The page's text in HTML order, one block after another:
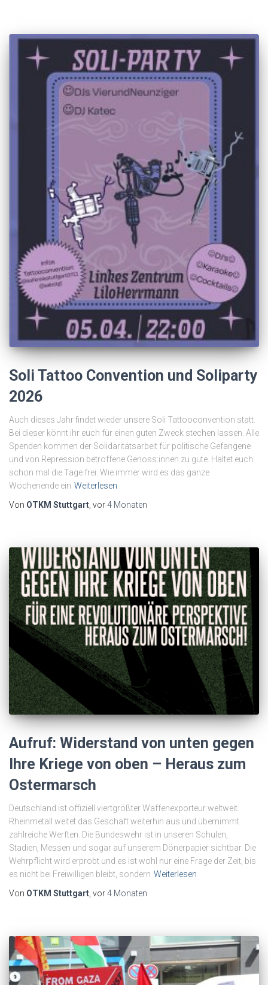
Soli Tattoo Convention und Soliparty
2026
Auch dieses Jahr findet wieder unsere Soli Tattooconvention statt.
Bei dieser könnt ihr euch für einen guten Zweck stechen lassen. Alle
Spenden kommen der Solidaritätsarbeit für politische Gefangene
und von Repression betroffene Genoss:innen zu gute. Haltet euch
schon mal die Tage frei. Wie immer wird es das ganze
Wochenende ein Weiterlesen
Von OTKM Stuttgart , vor4 Monaten
Aufruf: Widerstand von unten gegen
Ihre Kriege von oben – Heraus zum
Ostermarsch
Deutschland ist offiziell viertgrößter Waffenexporteur weltweit.
Rheinmetall weitet das Geschäft weiterhin aus und übernimmt
zahlreiche Werften. Die Bundeswehr ist in unseren Schulen,
Stadien, Messen und sogar auf unserem Dönerpapier sichtbar. Die
Wehrpflicht wird erprobt und es ist wohl nur eine Frage der Zeit, bis
es nicht bei Freiwilligen bleibt, sondern Weiterlesen
Von OTKM Stuttgart , vor4 Monaten